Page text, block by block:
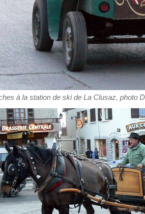
à la station de ski de La Clusaz, photo